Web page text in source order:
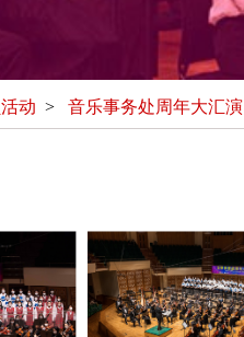
动 >音乐事务处周年大汇演